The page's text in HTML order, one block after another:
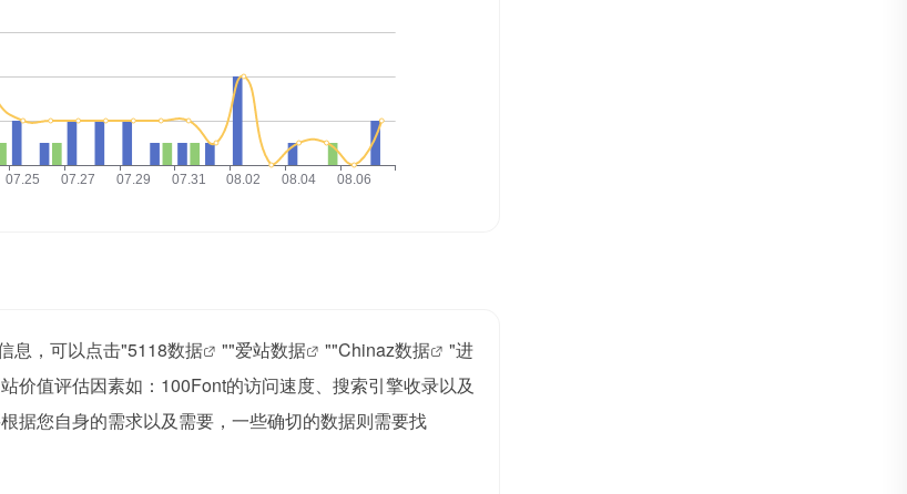
息，可以点击"5118数据 ""爱站数据 ""Chinaz数据
"进
价值评估因素如：100Font的访问速度、搜索引擎收录以及
据您自身的需求以及需要，一些确切的数据则需要找